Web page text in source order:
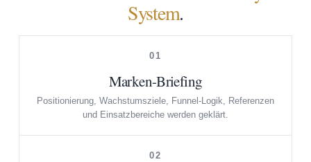
System.
01
Marken-Briefing
Positionierung, Wachstumsziele, Funnel-Logik, Referenzen
und Einsatzbereiche werden geklärt.
02